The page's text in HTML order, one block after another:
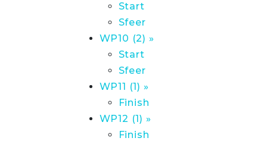
Start
Sfeer
WP10 (2) »
Start
Sfeer
WP11 (1) »
Finish
WP12 (1) »
Finish